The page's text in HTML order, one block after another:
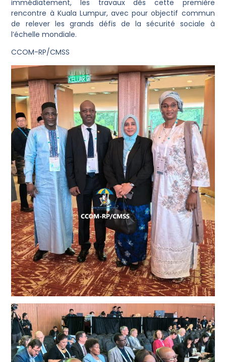
immédiatement, les travaux dès cette première
rencontre à Kuala Lumpur, avec pour objectif commun
de relever les grands défis de la sécurité sociale à
l’échelle mondiale.
CCOM-RP/CMSS